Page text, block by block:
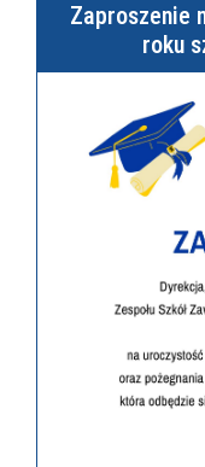
Zaproszenie
roku